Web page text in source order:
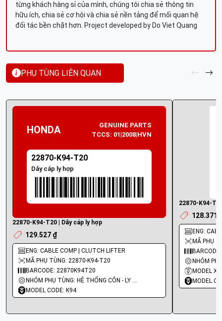
từng khách hàng sỉ của mình, chúng tôi chia sẻ thông tin
hữu ích, chia sẻ cơ hội và chia sẻ nền tảng để mối quan hệ
đối tác bền chặt hơn. Project developed by Do Viet Quang
PHỤ TÙNG LIÊN QUAN
HONDA
GENUINE PARTS
TCCS: 01|2008|HVN
22870-K94-T20
Dây cáp ly hợp
22870-K94-T20 | Dây cáp ly hợp
129.527 ₫
ENG: CABLE COMP | CLUTCH LIFTER
MÃ PHỤ TÙNG: 22870-K94-T20
BARCODE: 22870K94T20
NHÓM PHỤ TÙNG: HỆ THỐNG CÔN - LY HỢP - TRỤC SỐ - BÁNH RĂNG
MODEL CODE: K94
22870-K94-
128.371
ENG:
MÃ PHỤ
MODEL
MODEL